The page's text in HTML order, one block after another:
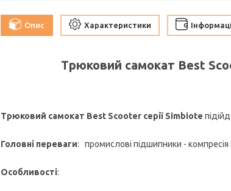
Опис Характеристики
Трюковий самокат Best
Трюковий самокат Best Scooter серії Simbiote
Головні переваги: промислові підшипники - компресія
Особливості: